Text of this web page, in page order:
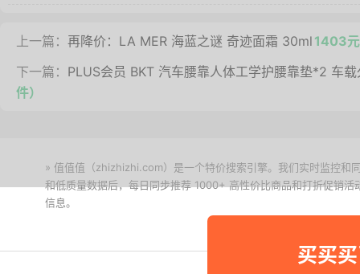
买买
上一篇： 再降价：LA MER 海蓝之谜 奇迹面霜 30ml 1403元
下一篇： PLUS会员 BKT 汽车腰靠人体工学护腰靠垫*2 车
件）
» 值值值（zhizhizhi.com）是一个特价搜索引擎。我们实时监控和
和低质量数据后，每日同步推荐 1000+ 高性价比商品和打折促销
信息。
Copyright © 2011-2026 网购